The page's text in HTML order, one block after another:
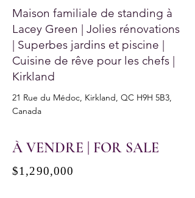
Maison familiale de standing à
Lacey Green | Jolies rénovations
| Superbes jardins et piscine |
Cuisine de rêve pour les chefs |
Kirkland
21 Rue du Médoc, Kirkland, QC H9H 5B3,
Canada
À VENDRE | FOR SALE
$1,290,000